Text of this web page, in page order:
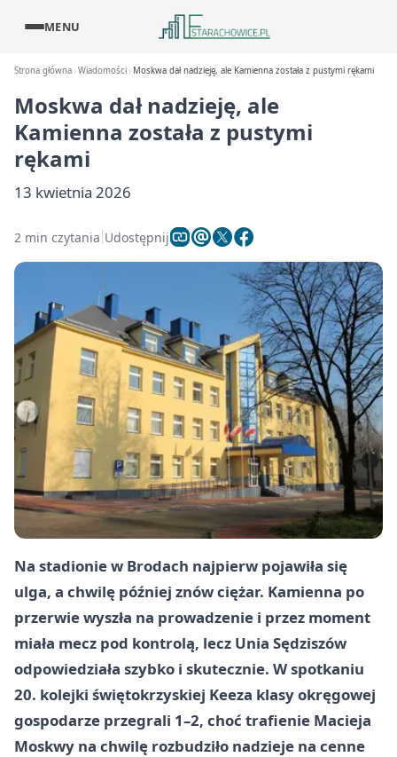
MENU
Strona główna Wiadomości Moskwa dał nadzieję, ale Kamienna została z pustymi rękami
Moskwa dał nadzieję, ale
Kamienna została z pustymi
rękami
13 kwietnia 2026
2 min czytania Udostępnij
Na stadionie w Brodach najpierw pojawiła się
ulga, a chwilę później znów ciężar. Kamienna po
przerwie wyszła na prowadzenie i przez moment
miała mecz pod kontrolą, lecz Unia Sędziszów
odpowiedziała szybko i skutecznie. W spotkaniu
20. kolejki świętokrzyskiej Keeza klasy okręgowej
gospodarze przegrali 1–2, choć trafienie Macieja
Moskwy na chwilę rozbudziło nadzieje na cenne